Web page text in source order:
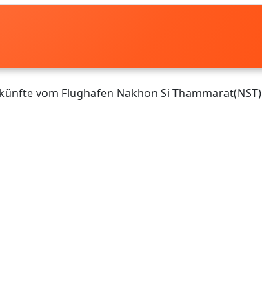
vom Flughafen Nakhon Si